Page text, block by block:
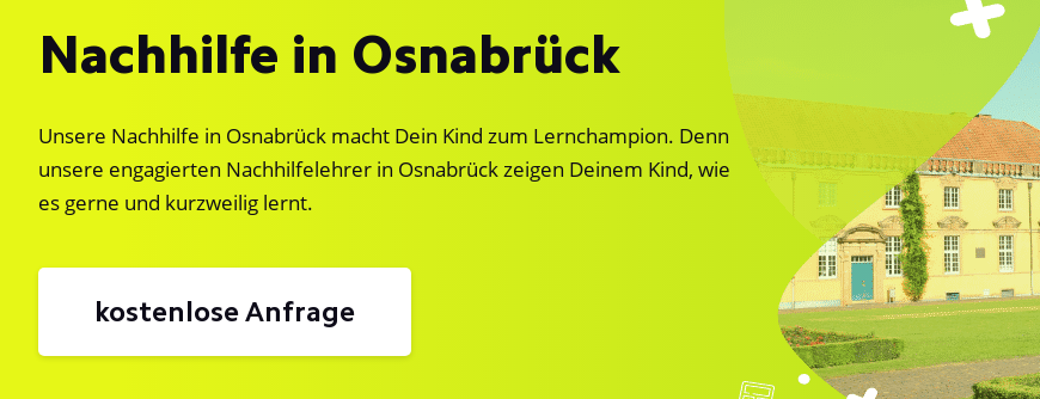
Nachhilfe in Osnabrück
Unsere Nachhilfe in Osnabrück macht Dein Kind zum Lernchampion. Denn
unsere engagierten Nachhilfelehrer in Osnabrück zeigen Deinem Kind, wie
es gerne und kurzweilig lernt.
kostenlose Anfrage